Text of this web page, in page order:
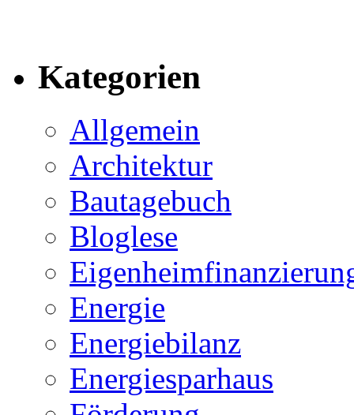
Kategorien
Allgemein
Architektur
Bautagebuch
Bloglese
Energie
Energiebilanz
Energiesparhaus